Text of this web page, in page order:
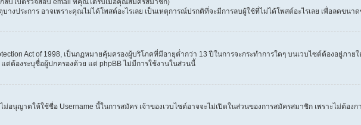
ลับไปตรวจสอบ email ที่คุณได้รับเมื่อคุณสมัครสมาชิก)
งประการ อาจเพราะคุณไม่ได้โพสต์อะไรเลย เป็นเหตุการณ์ปรกติที่จะมีการลบผู้ใช้ที่ไม่ได้โพสต์อะไรเลย เพื่อลดขน
Act of 1998, เป็นกฏหมายคุ้มครองผู้บริโภคที่มีอายุต่ำกว่า 13 ปีในการจะกระทำการใดๆ บนเวบไซต์ต้องอยู่ภ
ต่ต้องระบุชื่อผู้ปกครองด้วย แต่ phpBB ไม่มีการใช้งานในส่วนนี้
อนุญาตให้ใช้ชื่อ Username นี้ในการสมัคร เจ้าของเวบไซต์อาจจะไม่เปิดในส่วนของการสมัครสมาชิก เพราะไม่ต้